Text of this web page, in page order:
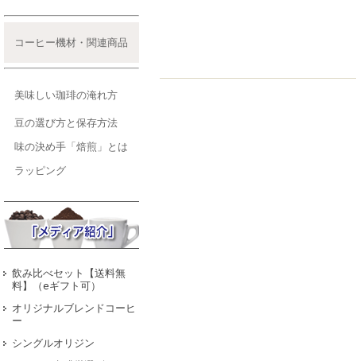
コーヒー機材・関連商品
美味しい珈琲の淹れ方
豆の選び方と保存方法
味の決め手「焙煎」とは
ラッピング
飲み比べセット【送料無
料】（eギフト可）
オリジナルブレンドコーヒ
ー
シングルオリジン